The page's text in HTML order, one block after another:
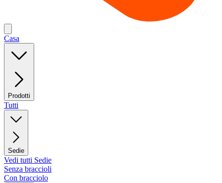
Casa
Prodotti
Tutti
Sedie
Vedi tutti Sedie
Senza braccioli
Con bracciolo